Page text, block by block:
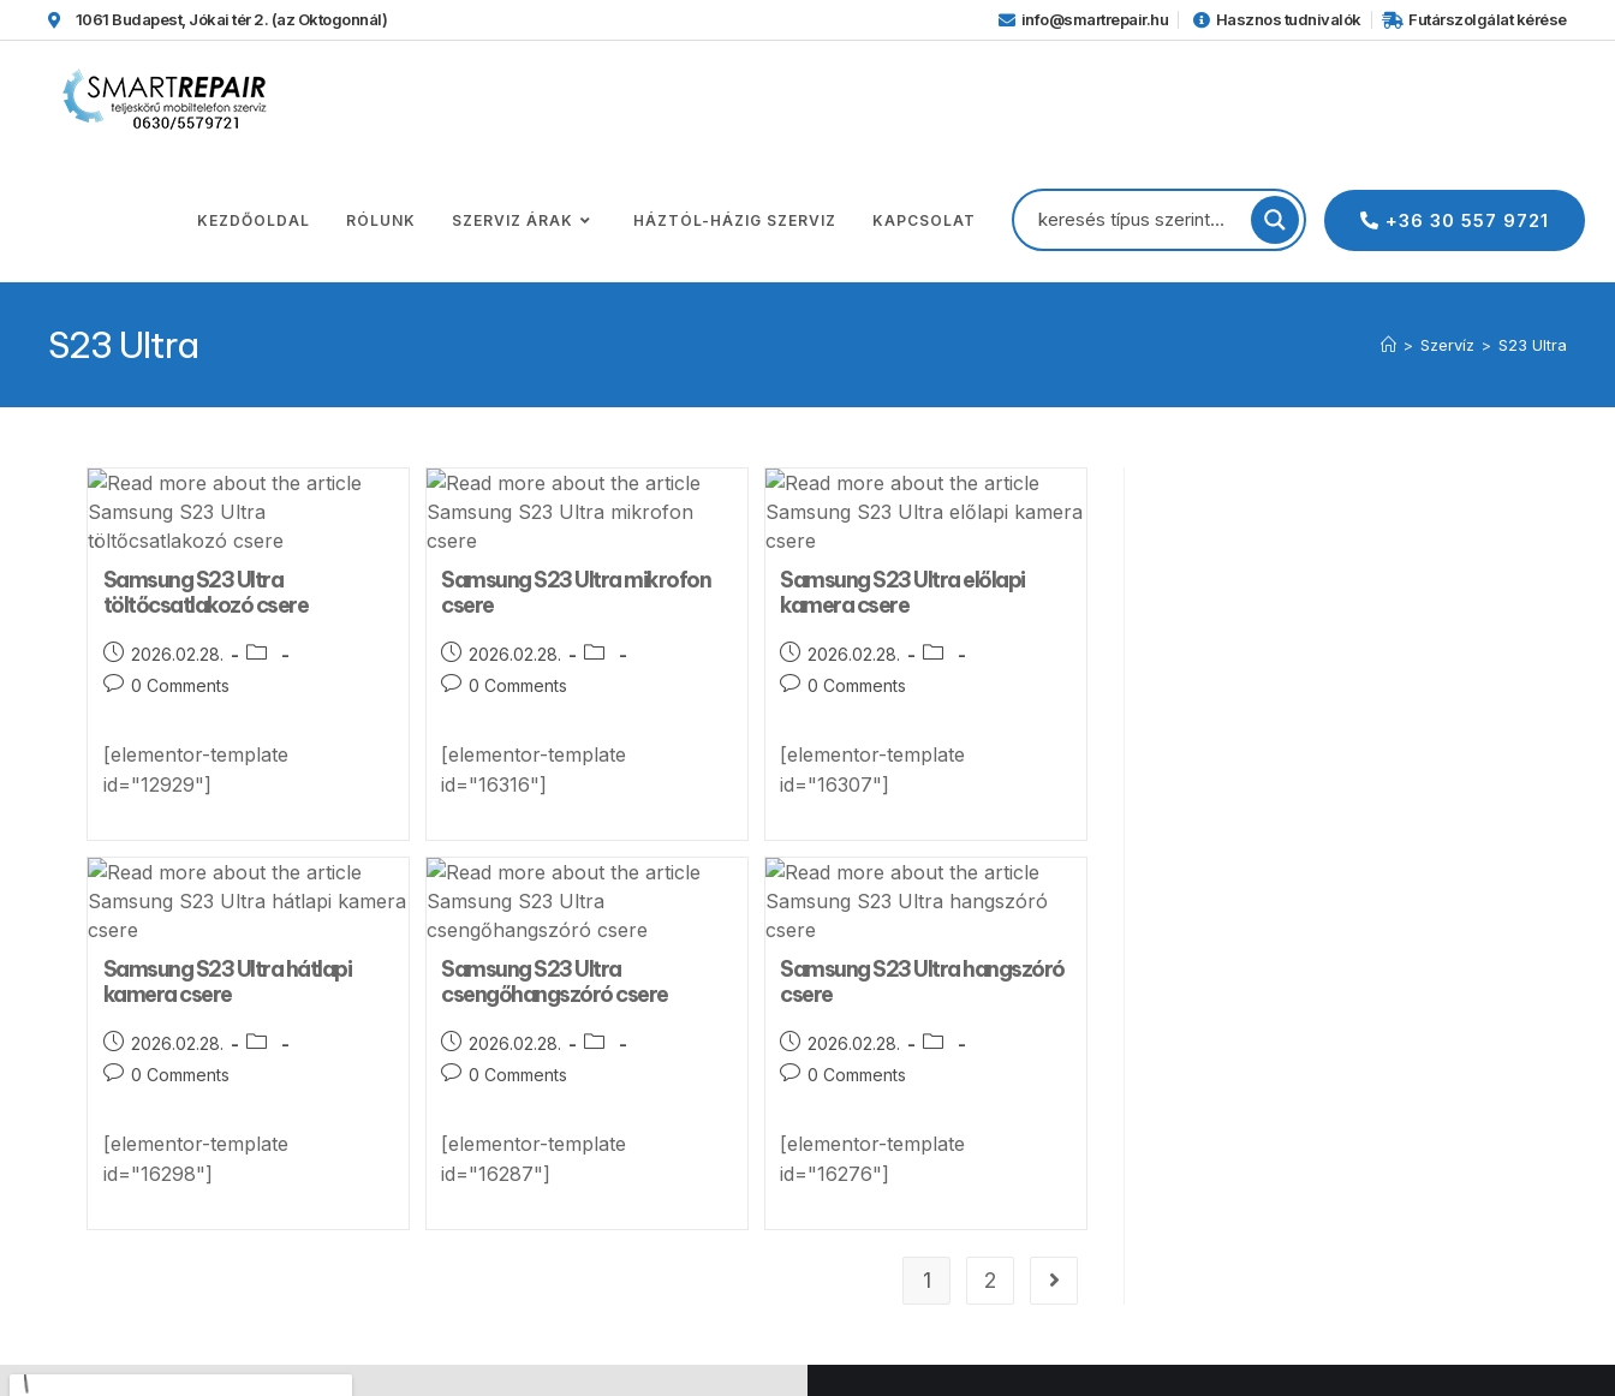
1061 Budapest, Jókai tér 2. (az Oktogonnál) info@smartrepair.hu Hasznos tudnivalók Futárszolgálat kérése
KEZDŐOLDAL RÓLUNK SZERVIZ ÁRAK HÁZTÓL-HÁZIG SZERVIZ KAPCSOLAT +36 30 557 9721
S23 Ultra > Szervíz > S23 Ultra
Samsung S23 Ultra
töltőcsatlakozó csere
2026.02.28.
0 Comments
[elementor-template
id="12929"]
Samsung S23 Ultra mikrofon
csere
2026.02.28.
0 Comments
[elementor-template
id="16316"]
Samsung S23 Ultra előlapi
kamera csere
2026.02.28.
0 Comments
[elementor-template
id="16307"]
Samsung S23 Ultra hátlapi
kamera csere
2026.02.28.
0 Comments
[elementor-template
id="16298"]
Samsung S23 Ultra
csengőhangszóró csere
2026.02.28.
0 Comments
[elementor-template
id="16287"]
Samsung S23 Ultra hangszóró
csere
2026.02.28.
0 Comments
[elementor-template
id="16276"]
1 2